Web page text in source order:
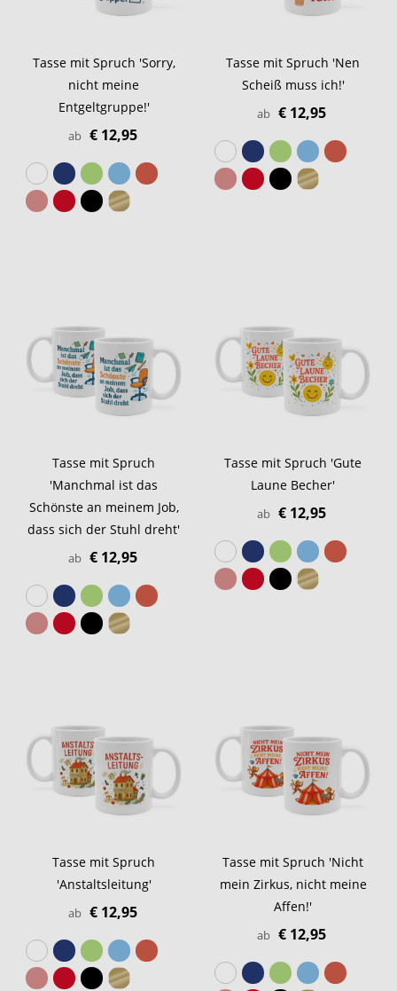
Tasse mit Spruch 'Sorry,
nicht meine
Entgeltgruppe!'
ab € 12,95
Tasse mit Spruch 'Nen
Scheiß muss ich!'
ab € 12,95
Tasse mit Spruch
'Manchmal ist das
Schönste an meinem Job,
dass sich der Stuhl dreht'
ab € 12,95
Tasse mit Spruch 'Gute
Laune Becher'
ab € 12,95
Tasse mit Spruch
'Anstaltsleitung'
ab € 12,95
Tasse mit Spruch 'Nicht
mein Zirkus, nicht meine
Affen!'
ab € 12,95